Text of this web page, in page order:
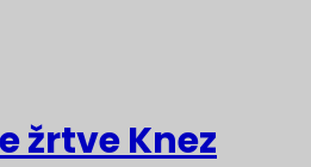
žrtve Knez